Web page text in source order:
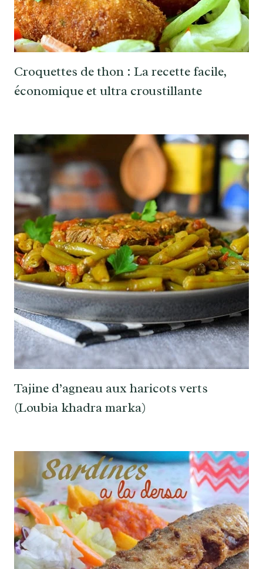
Croquettes de thon : La recette facile,
économique et ultra croustillante
Tajine d’agneau aux haricots verts
(Loubia khadra marka)